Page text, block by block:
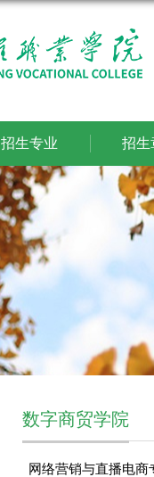
招生专业 招生
数字商贸学院
网络营销与直播电商